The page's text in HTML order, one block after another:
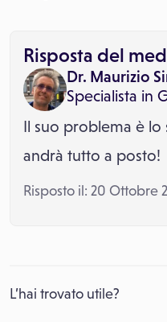
Risposta del
Dr. Maurizio
Specialista in
Il suo problema è lo
andrà tutto a posto!
Risposto il: 20 Ottobre
L’hai trovato utile?